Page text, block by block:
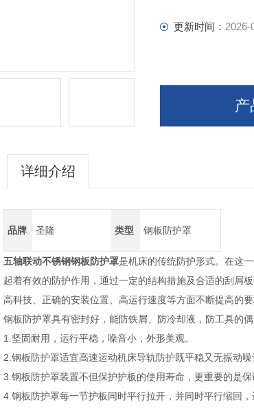
更新时间： 2026-
产
详细介绍
品牌 圣隆 类型 钢板防护罩
五轴联动不锈钢钢板防护罩是机床的传统防护形式。在这
起着有效的防护作用，通过一定的结构措施及合适的刮屑
高科技、正确的安装位置、高运行速度等方面不断提高的要
钢板防护罩具有密封好，能防铁屑、防冷却液，防工具的偶
1.坚固耐用，运行平稳，噪音小，外形美观。
2.钢板防护罩适宜高速运动机床导轨防护既平稳又无振动噪
3.钢板防护罩装置不但保护护板的使用寿命，更重要的是保
4.钢板防护罩每一节护板同时平行拉开，并同时平行缩回，